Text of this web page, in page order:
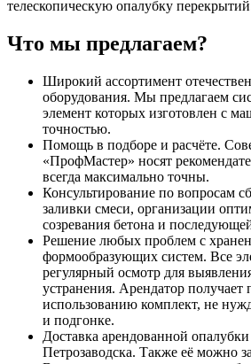
телескопическую опалубку
Что мы предлагаем?
Широкий ассортимент
оборудования. Мы предлагаем
элемент которых изготовлен с
точностью.
Помощь в подборе и расчёте.
«ПрофМастер» носят
всегда максимально точны.
Консультирование по вопросам
заливки смеси, организации
созревания бетона и
Решение любых проблем с
формообразующих систем. Все
регулярный осмотр для
устранения. Арендатор
использованию комплект, не
и подгонке.
Доставка арендованной
Петрозаводска. Также её можно